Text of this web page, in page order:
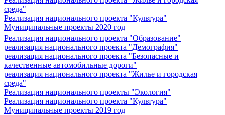
среда"
Реализация национального проекта "Культура"
Муниципальные проекты 2020 год
Реализация национального проекта "Образование"
реализация национального проекта "Демография"
реализация национального проекта "Безопасные и
качественные автомобильные дороги"
реализация национального проекта "Жилье и городская
среда"
Реализация национального проекты "Экология"
Реализация национального проекта "Культура"
Муниципальные проекты 2019 год